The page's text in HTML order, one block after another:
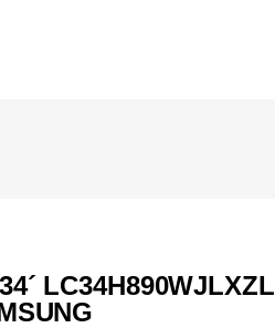
LC34H890WJLXZL